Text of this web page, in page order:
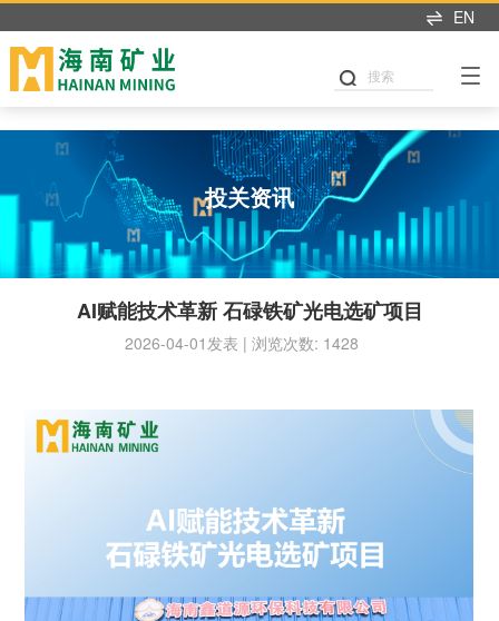
开元体育 EN
搜索
投关资讯
AI赋能技术革新 石碌铁矿光电选矿项目
2026-04-01发表 | 浏览次数: 1428